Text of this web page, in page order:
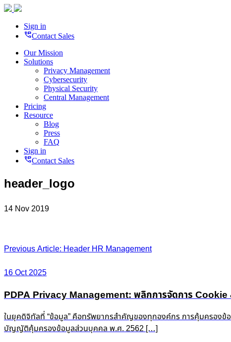
Sign in
perm_phone_msgContact Sales
Our Mission
Solutions
Privacy Management
Cybersecurity
Physical Security
Central Management
Pricing
Resource
Blog
Press
FAQ
Sign in
perm_phone_msgContact Sales
header_logo
14 Nov 2019
Post
navigation
Previous Article: Header HR Management
16 Oct 2025
PDPA Privacy Management: พลิกการจัดการ Cookie
ในยุคดิจิทัลที่ “ข้อมูล” คือทรัพยากรสำคัญของทุกองค์กร การคุ้มครองข้อ
บัญญัติคุ้มครองข้อมูลส่วนบุคคล พ.ศ. 2562 […]